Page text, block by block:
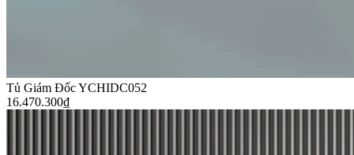
Tủ Giám Đốc YCHIDC052
16.470.300₫